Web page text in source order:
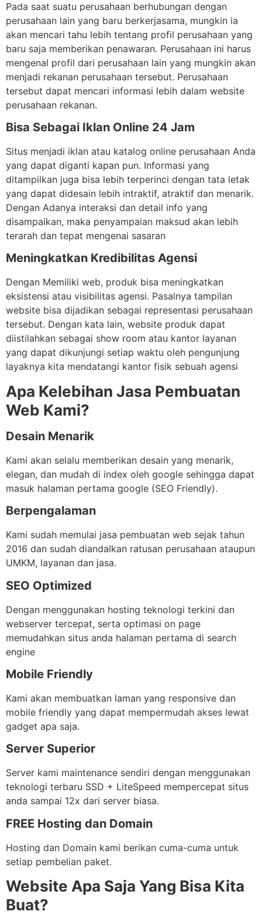
Pada saat suatu perusahaan berhubungan dengan
perusahaan lain yang baru berkerjasama, mungkin ia
akan mencari tahu lebih tentang profil perusahaan yang
baru saja memberikan penawaran. Perusahaan ini harus
mengenal profil dari perusahaan lain yang mungkin akan
menjadi rekanan perusahaan tersebut. Perusahaan
tersebut dapat mencari informasi lebih dalam website
perusahaan rekanan.
Bisa Sebagai Iklan Online 24 Jam
Situs menjadi iklan atau katalog online perusahaan Anda
yang dapat diganti kapan pun. Informasi yang
ditampilkan juga bisa lebih terperinci dengan tata letak
yang dapat didesain lebih intraktif, atraktif dan menarik.
Dengan Adanya interaksi dan detail info yang
disampaikan, maka penyampaian maksud akan lebih
terarah dan tepat mengenai sasaran
Meningkatkan Kredibilitas Agensi
Dengan Memiliki web, produk bisa meningkatkan
eksistensi atau visibilitas agensi. Pasalnya tampilan
website bisa dijadikan sebagai representasi perusahaan
tersebut. Dengan kata lain, website produk dapat
diistilahkan sebagai show room atau kantor layanan
yang dapat dikunjungi setiap waktu oleh pengunjung
layaknya kita mendatangi kantor fisik sebuah agensi
Apa Kelebihan Jasa Pembuatan
Web Kami?
Desain Menarik
Kami akan selalu memberikan desain yang menarik,
elegan, dan mudah di index oleh google sehingga dapat
masuk halaman pertama google (SEO Friendly).
Berpengalaman
Kami sudah memulai jasa pembuatan web sejak tahun
2016 dan sudah diandalkan ratusan perusahaan ataupun
UMKM, layanan dan jasa.
SEO Optimized
Dengan menggunakan hosting teknologi terkini dan
webserver tercepat, serta optimasi on page
memudahkan situs anda halaman pertama di search
engine
Mobile Friendly
Kami akan membuatkan laman yang responsive dan
mobile friendly yang dapat mempermudah akses lewat
gadget apa saja.
Server Superior
Server kami maintenance sendiri dengan menggunakan
teknologi terbaru SSD + LiteSpeed mempercepat situs
anda sampai 12x dari server biasa.
FREE Hosting dan Domain
Hosting dan Domain kami berikan cuma-cuma untuk
setiap pembelian paket.
Website Apa Saja Yang Bisa Kita
Buat?